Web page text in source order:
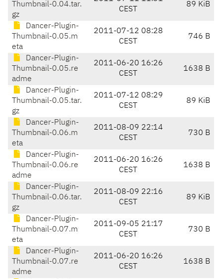
Thumbnail-0.04.tar.
gz
CEST
89 KiB
Dancer-Plugin-
Thumbnail-0.05.m
eta
2011-07-12 08:28
CEST
746 B
Dancer-Plugin-
Thumbnail-0.05.re
adme
2011-06-20 16:26
CEST
1638 B
Dancer-Plugin-
Thumbnail-0.05.tar.
gz
2011-07-12 08:29
CEST
89 KiB
Dancer-Plugin-
Thumbnail-0.06.m
eta
2011-08-09 22:14
CEST
730 B
Dancer-Plugin-
Thumbnail-0.06.re
adme
2011-06-20 16:26
CEST
1638 B
Dancer-Plugin-
Thumbnail-0.06.tar.
gz
2011-08-09 22:16
CEST
89 KiB
Dancer-Plugin-
Thumbnail-0.07.m
eta
2011-09-05 21:17
CEST
730 B
Dancer-Plugin-
Thumbnail-0.07.re
adme
2011-06-20 16:26
CEST
1638 B